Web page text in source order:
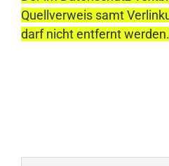
Quellverweis samt
darf nicht entfernt werden.